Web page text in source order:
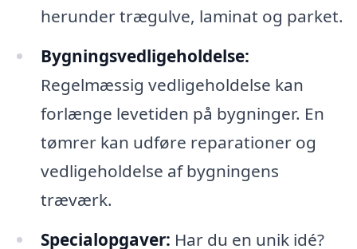
herunder trægulve, laminat og parket.
Bygningsvedligeholdelse:
Regelmæssig vedligeholdelse kan
forlænge levetiden på bygninger. En
tømrer kan udføre reparationer og
vedligeholdelse af bygningens
træværk.
Specialopgaver: Har du en unik idé?